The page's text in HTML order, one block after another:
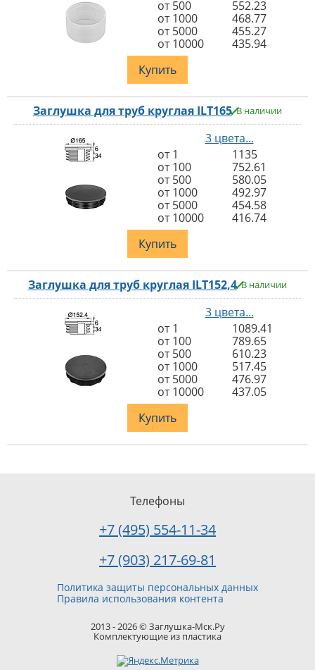
от 500
552.23
от 1000
468.77
от 5000
455.27
от 10000
435.94
Купить
Заглушка для труб круглая ILT165 В наличии
3 цвета...
от 1
1135
от 100
752.61
от 500
580.05
от 1000
492.97
от 5000
454.58
от 10000
416.74
Купить
Заглушка для труб круглая ILT152,4 В наличии
3 цвета...
от 1
1089.41
от 100
789.65
от 500
610.23
от 1000
517.45
от 5000
476.97
от 10000
437.05
Купить
2013 - 2026 © Заглушка-Мск.Ру
Комплектующие из пластика
Политика защиты персональных данных
Правила использования контента
Телефоны
+7 (495) 554-11-34
+7 (903) 217-69-81